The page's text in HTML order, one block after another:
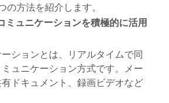
の方法を紹介します。
ミュニケーションを積極的に活用
ションとは、リアルタイムで同
ュニケーション方式です。メー
ドキュメント、録画ビデオなど